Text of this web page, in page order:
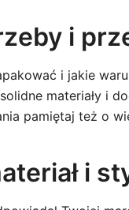
i
i jakie
materiały i
pamiętaj też o
i